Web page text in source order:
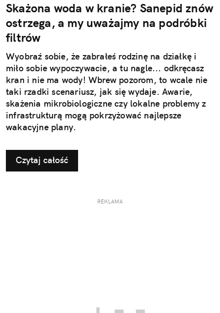
Skażona woda w kranie? Sanepid znów
ostrzega, a my uważajmy na podróbki
filtrów
Wyobraź sobie, że zabrałeś rodzinę na działkę i
miło sobie wypoczywacie, a tu nagle... odkręcasz
kran i nie ma wody! Wbrew pozorom, to wcale nie
taki rzadki scenariusz, jak się wydaje. Awarie,
skażenia mikrobiologiczne czy lokalne problemy z
infrastrukturą mogą pokrzyżować najlepsze
wakacyjne plany.
Czytaj całość
REKLAMA